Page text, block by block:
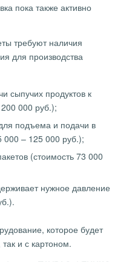
пока также активно
требуют наличия
для производства
сыпучих продуктов к
000 руб.);
подъема и подачи в
– 125 000 руб.);
(стоимость 73 000
нужное давление
которое будет
и с картоном.